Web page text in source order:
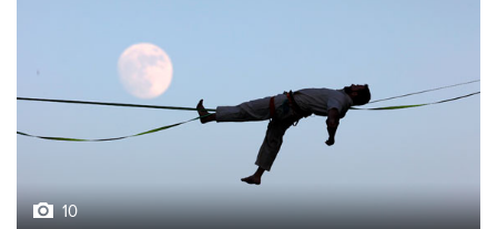
Лучшие фото недели